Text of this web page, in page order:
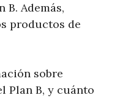
B. Además,
productos de
sobre
Plan B, y cuánto